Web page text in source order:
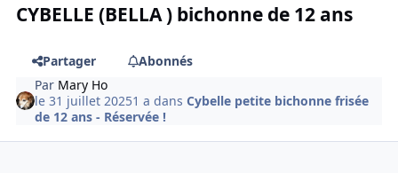
CYBELLE (BELLA ) bichonne de 12 ans
Partager
Abonnés
Par Mary Ho
le 31 juillet 20251 a dansCybelle petite bichonne frisée
de 12 ans - Réservée !